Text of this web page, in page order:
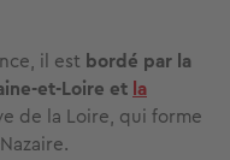
il est bordé par la
et-Loire et la
de la Loire, qui forme